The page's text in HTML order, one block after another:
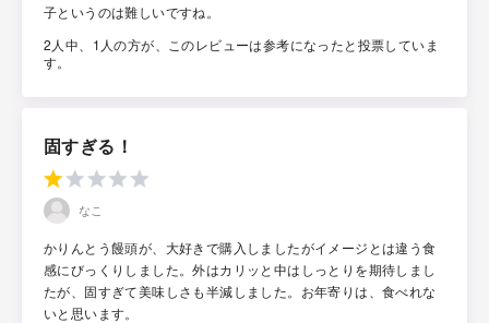
子というのは難しいですね。
2人中、1人の方が、このレビューは参考になったと投票していま
す。
固すぎる！
なこ
かりんとう饅頭が、大好きで購入しましたがイメージとは違う食
感にびっくりしました。外はカリッと中はしっとりを期待しまし
たが、固すぎて美味しさも半減しました。お年寄りは、食べれな
いと思います。